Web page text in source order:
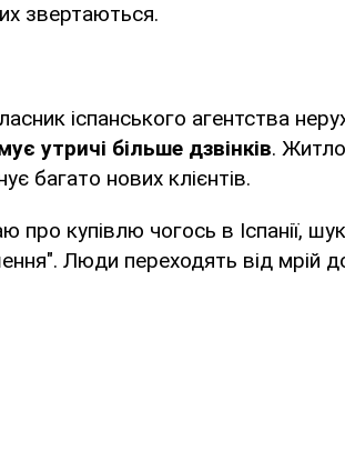
звертаються.
іспанського агентства
утричі більше дзвінків.
багато нових клієнтів.
купівлю чогось в Іспанії,
Люди переходять від мрій